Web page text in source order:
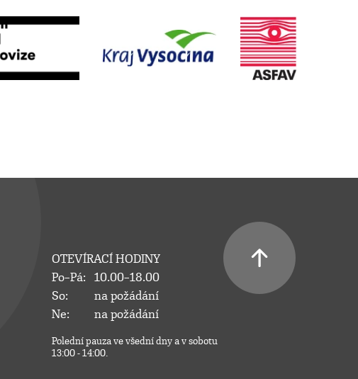
OTEVÍRACÍ HODINY
Po–Pá:
10.00–18.00
So:
na požádání
Ne:
na požádání
Polední pauza ve všední dny a v sobotu
13:00 - 14:00.